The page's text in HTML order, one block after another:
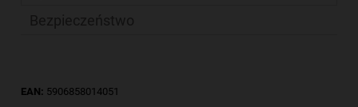
EAN: 5906858014051